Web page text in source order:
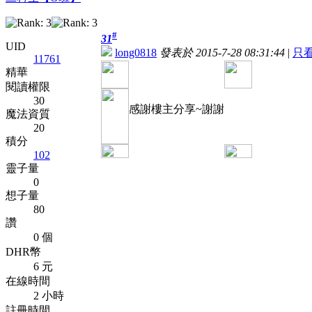
UID
11761
精華
閱讀權限
30
魔法資質
20
積分
102
靈子量
0
想子量
80
讚
0 個
DHR幣
6 元
在線時間
2 小時
31#
long0818 發表於 2015-7-28 08:31:44 | 只
感謝樓主分享~謝謝